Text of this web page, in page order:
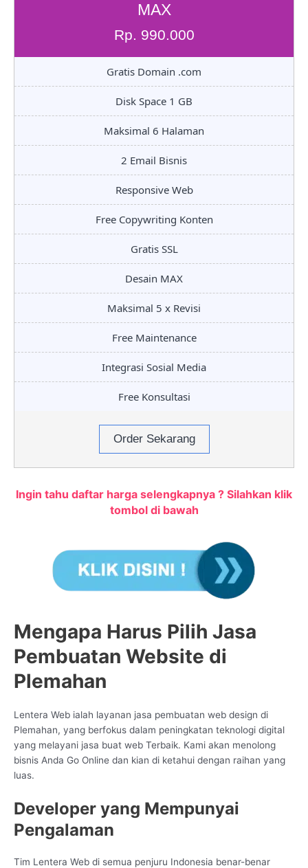
MAX
Rp. 990.000
Gratis Domain .com
Disk Space 1 GB
Maksimal 6 Halaman
2 Email Bisnis
Responsive Web
Free Copywriting Konten
Gratis SSL
Desain MAX
Maksimal 5 x Revisi
Free Maintenance
Integrasi Sosial Media
Free Konsultasi
Order Sekarang
Ingin tahu daftar harga selengkapnya ? Silahkan klik
tombol di bawah
Mengapa Harus Pilih Jasa
Pembuatan Website di
Plemahan
Lentera Web ialah layanan jasa pembuatan web design di
Plemahan, yang berfokus dalam peningkatan teknologi digital
yang melayani jasa buat web Terbaik. Kami akan menolong
bisnis Anda Go Online dan kian di ketahui dengan raihan yang
luas.
Developer yang Mempunyai
Pengalaman
Tim Lentera Web di semua penjuru Indonesia benar-benar